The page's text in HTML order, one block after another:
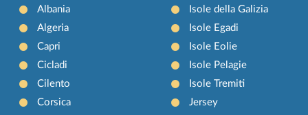
Albania
Algeria
Capri
Cicladi
Cilento
Corsica
Isole della Galizia
Isole Egadi
Isole Eolie
Isole Pelagie
Isole Tremiti
Jersey